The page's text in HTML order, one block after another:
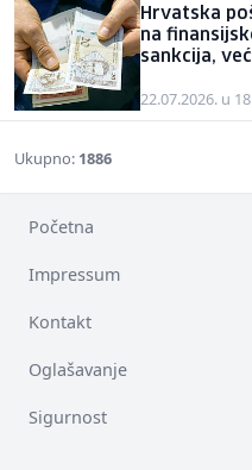
Hrvatska
na
sankcija,
22.07.2026. u
Ukupno: 1886
Početna
Impressum
Kontakt
Oglašavanje
Sigurnost